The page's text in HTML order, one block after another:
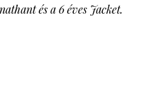
és a 6 éves Jacket.